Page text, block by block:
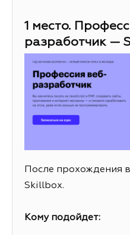
1 место.
разработчик —
После прохождения
Skillbox.
Кому подойдет: